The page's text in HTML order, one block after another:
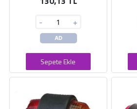
- +
AD
Sepete Ekle